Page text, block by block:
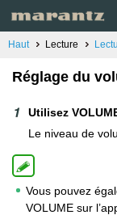
Haut Lecture
Réglage du
Utilisez
Le niveau de
Vous pouvez
VOLUME sur